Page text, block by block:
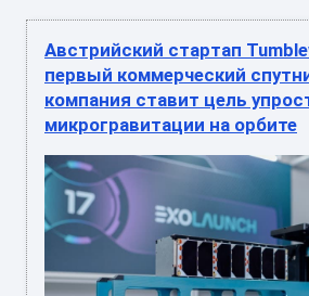
Австрийский стартап
первый коммерческий
компания ставит цель
микрогравитации на орбите